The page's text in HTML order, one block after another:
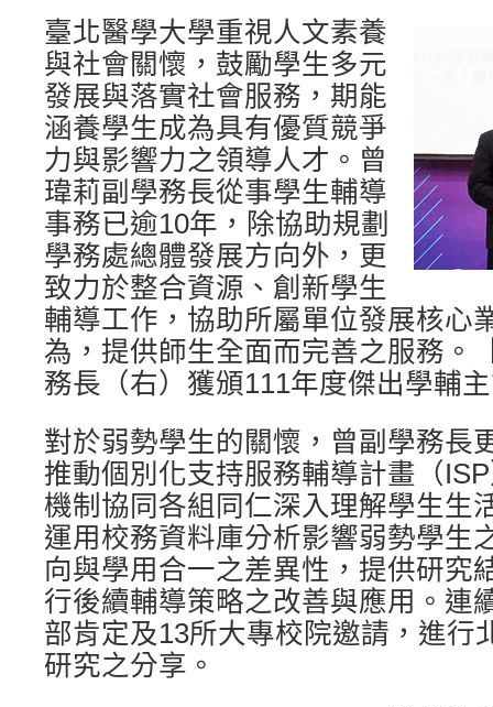
臺北醫學大學重視人文素養
與社會關懷，鼓勵學生多元
發展與落實社會服務，期能
涵養學生成為具有優質競爭
力與影響力之領導人才。曾
瑋莉副學務長從事學生輔導
事務已逾10年，除協助規劃
學務處總體發展方向外，更
致力於整合資源、創新學生
輔導工作，協助所屬單位發展核心
為，提供師生全面而完善之服務。
務長（右）獲頒111年度傑出學輔
對於弱勢學生的關懷，曾副學務長
推動個別化支持服務輔導計畫（
機制協同各組同仁深入理解學生生
運用校務資料庫分析影響弱勢學生
向與學用合一之差異性，提供研究
行後續輔導策略之改善與應用。連
部肯定及13所大專校院邀請，進行
研究之分享。